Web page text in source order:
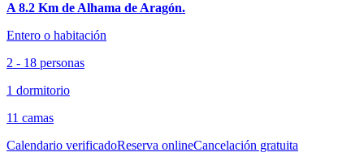
A 8.2 Km de Alhama de Aragón.
Entero o habitación
2 - 18 personas
1 dormitorio
11 camas
Calendario verificadoReserva onlineCancelación gratuita